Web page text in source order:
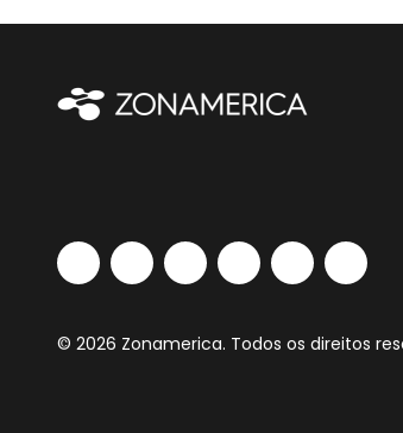
© 2026 Zonamerica. Todos os direitos